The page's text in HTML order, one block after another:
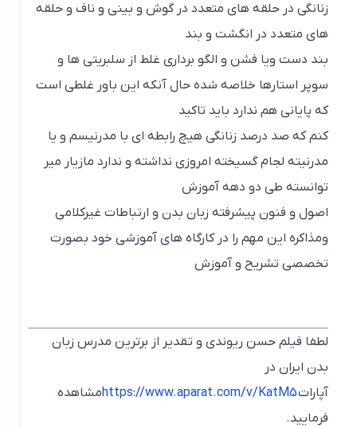
زنانگی در حلقه های متعدد در گوش و بینی و ناف و حلقه
های متعدد در انگشت و بند
بند دست ویا فشن و الگو برداری غلط از سلبریتی ها و
سوپر استارها خلاصه شده حال آنکه این باور غلطی است
که پایانی هم ندارد باید تاکید
کنم که صد درصد زنانگی هیچ رابطه ای با مدرنیسم و یا
مدرنیته لجام گسیخته امروزی نداشته و ندارد مازیار میر
توانسته طی دو دهه آموزش
اصول و فنون پیشرفته زبان بدن و ارتباطات غیرکلامی
ومذاکره این مهم را در کارگاه های آموزشی خود بصورت
تخصصی تشریح و آموزش
لطفا فیلم حسن ریوندی و تقدیر از برترین مدرس زبان
بدن ایران در
آپاراتhttps://www.aparat.com/v/KatM5مشاهده
فرمایید.